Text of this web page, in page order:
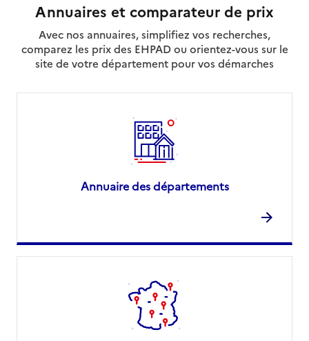
Annuaires et comparateur de prix
Avec nos annuaires, simplifiez vos recherches,
comparez les prix des EHPAD ou orientez-vous sur le
site de votre département pour vos démarches
Annuaire des départements